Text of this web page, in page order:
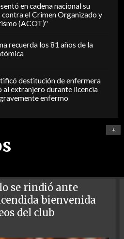
en cadena nacional su
contra el Crimen Organizado y
(ACOT)"
recuerda los 81 años de la
destitución de enfermera
al extranjero durante licencia
enfermo
+
se rindió ante
bienvenida
del club